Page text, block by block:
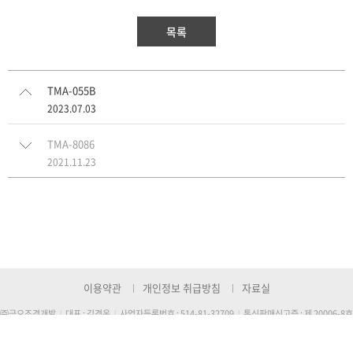
목록
TMA-055B
2023.07.03
TMA-8086
2021.11.23
이용약관 개인정보 취급방침 자료실
㈜금오조경개발 | 대표 : 김경옥 | 사업자등록번호 : 514-81-32709 | 통신판매신고증 : 제 20006-8호